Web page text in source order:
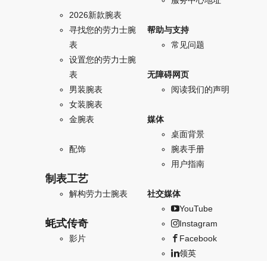
2026新款腕表
寻找您的劳力士腕
表
设置您的劳力士腕
表
男装腕表
女装腕表
金腕表
配饰
制表工艺
解构劳力士腕表
蚝式传奇
影片
帮助与支持
常见问题
无障碍网页
阅读我们的声明
媒体
桌面背景
腕表手册
用户指南
社交媒体
YouTube
Instagram
Facebook
领英